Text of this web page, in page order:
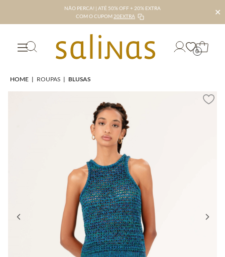
NÃO PERCA! | ATÉ 50% OFF + 20% EXTRA
COM O CUPOM 20EXTRA ✕
0
HOME | ROUPAS | BLUSAS